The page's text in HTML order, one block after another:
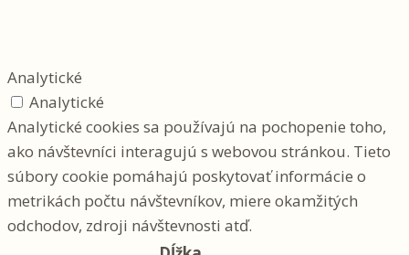
Analytické
Analytické
Analytické cookies sa používajú na pochopenie toho,
ako návštevníci interagujú s webovou stránkou. Tieto
súbory cookie pomáhajú poskytovať informácie o
metrikách počtu návštevníkov, miere okamžitých
odchodov, zdroji návštevnosti atď.